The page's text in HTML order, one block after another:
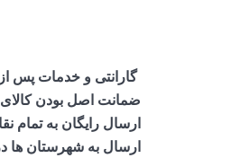
گارانتی و خدمات پس
ضمانت اصل بودن
ارسال رایگان به تمام
ارسال به شهرستان ها